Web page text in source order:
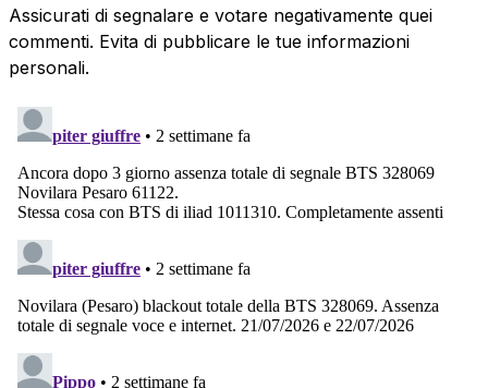
Assicurati di segnalare e votare negativamente quei
commenti. Evita di pubblicare le tue informazioni
personali.